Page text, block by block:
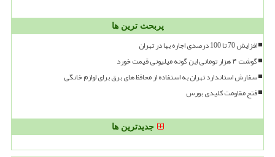
پربحث ترین ها
افزایش 70 تا 100 درصدی اجاره بها در تهران
گوشت ۴ هزار تومانی این گونه میلیونی قیمت خورد
سفارش استاندارد تهران به استفاده از محافظ های برق برای لوازم خانگی
فتح مقاومت کلیدی بورس
جدیدترین ها